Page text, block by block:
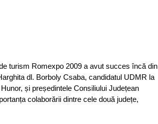
turism Romexpo 2009 a avut succes încă din
dl. Borboly Csaba, candidatul UDMR la
și președintele Consiliului Județean
colaborării dintre cele două județe,